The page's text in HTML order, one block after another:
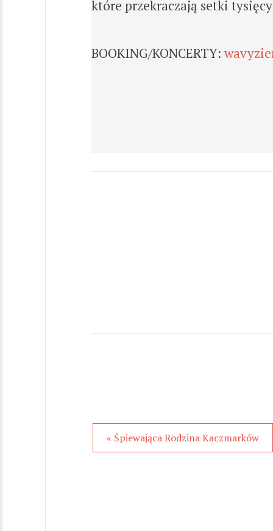
które przekraczają setki
BOOKING/KONCERTY:
« Śpiewająca Rodzina Kaczmarków